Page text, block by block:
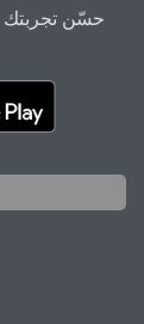
حسّن تجربتك